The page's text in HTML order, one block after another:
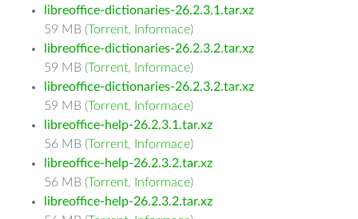
libreoffice-dictionaries-26.2.3.1.tar.xz
59 MB (Torrent, Informace)
libreoffice-dictionaries-26.2.3.2.tar.xz
59 MB (Torrent, Informace)
libreoffice-dictionaries-26.2.3.2.tar.xz
59 MB (Torrent, Informace)
libreoffice-help-26.2.3.1.tar.xz
56 MB (Torrent, Informace)
libreoffice-help-26.2.3.2.tar.xz
56 MB (Torrent, Informace)
libreoffice-help-26.2.3.2.tar.xz